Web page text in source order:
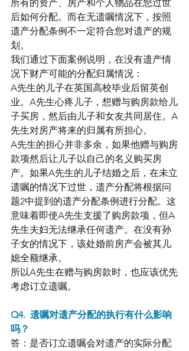
所有的资产、房产和个人物品在您过世
后如何分配。而在无遗嘱情况下，按照
遗产分配条例不一定符合您对遗产的规
划。
我们通过下面案例说明，在没有遗产情
况下财产可能的分配归属情况：
A先生的儿子在英国高校毕业后留英创
业。A先生心疼儿子，想赠与购房款给儿
子买房，然后由儿子和女友共同居住。A
先生对房产将来的归属有所担心。
A先生的担心并非多余，如果他赠与购房
款项然后让儿子以自己的名义购买房
产。如果A先生的儿子结婚之后，在未立
遗嘱的情况下过世，遗产分配将根据问
题2中提到的遗产分配条例进行分配。这
意味着即使A先生支援了购房款项，但A
先生夫妇无法继承任何遗产。在没有孙
子女的情况下，该处婚前房产会被其儿
媳全额继承。
所以A先生在赠与购房款时，也应该优先
考虑订立遗嘱。
Q4.  遗嘱对遗产分配的执行有什么影响
吗？
答：是否订立遗嘱会对遗产的实际分配